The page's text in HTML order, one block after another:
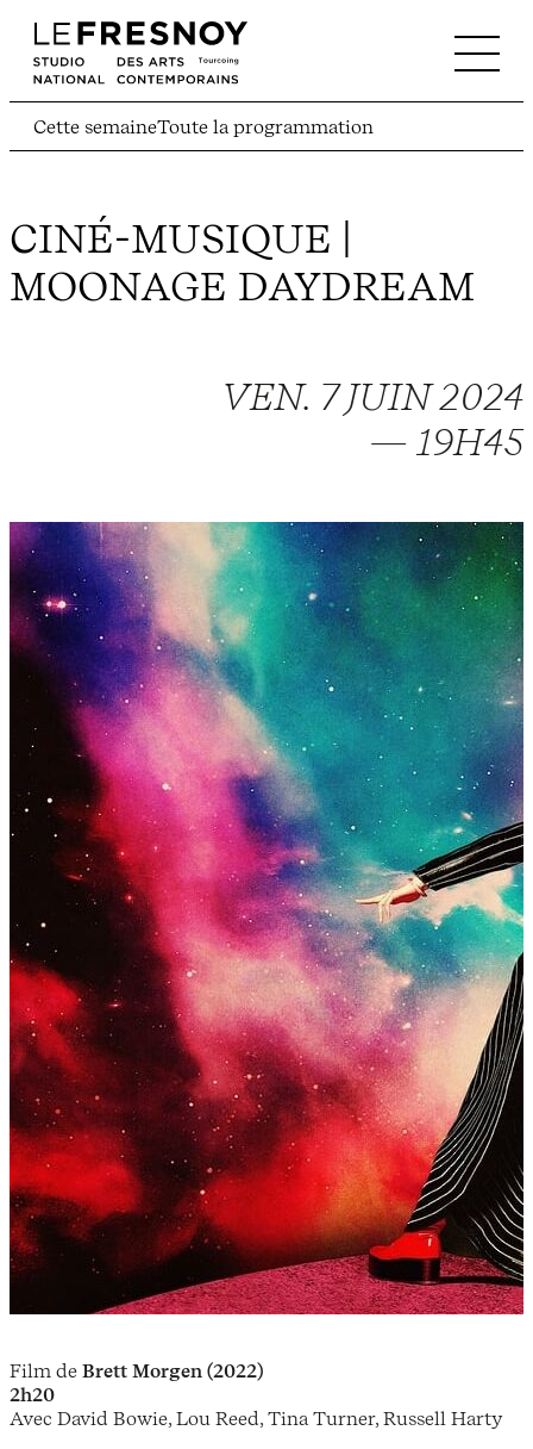
Cette semaineToute la programmation
CINÉ-MUSIQUE |
MOONAGE DAYDREAM
VEN. 7 JUIN 2024
— 19H45
Film de Brett Morgen (2022)
2h20
Avec David Bowie, Lou Reed, Tina Turner, Russell Harty